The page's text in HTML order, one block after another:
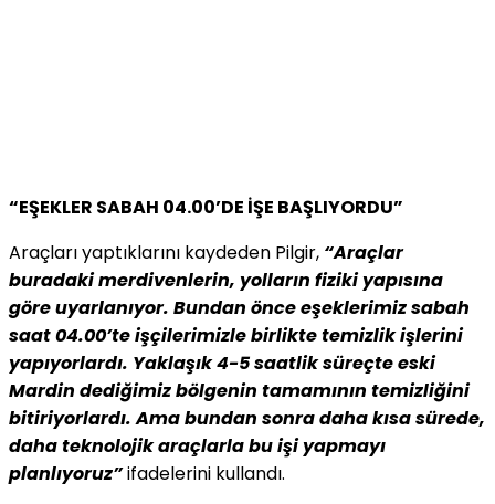
“EŞEKLER SABAH 04.00’DE İŞE BAŞLIYORDU”
Araçları yaptıklarını kaydeden Pilgir, “Araçlar
buradaki merdivenlerin, yolların fiziki yapısına
göre uyarlanıyor. Bundan önce eşeklerimiz sabah
saat 04.00’te işçilerimizle birlikte temizlik işlerini
yapıyorlardı. Yaklaşık 4-5 saatlik süreçte eski
Mardin dediğimiz bölgenin tamamının temizliğini
bitiriyorlardı. Ama bundan sonra daha kısa sürede,
daha teknolojik araçlarla bu işi yapmayı
planlıyoruz”ifadelerini kullandı.